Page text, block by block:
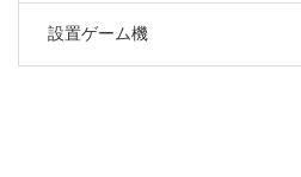
設置ゲーム機